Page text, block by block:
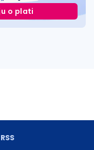
o plati
RSS